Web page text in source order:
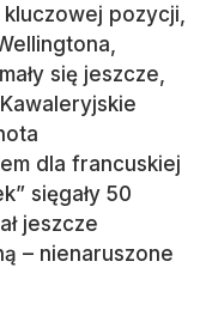
pozycji,
się jeszcze,
dla francuskiej
sięgały 50
jeszcze
– nienaruszone